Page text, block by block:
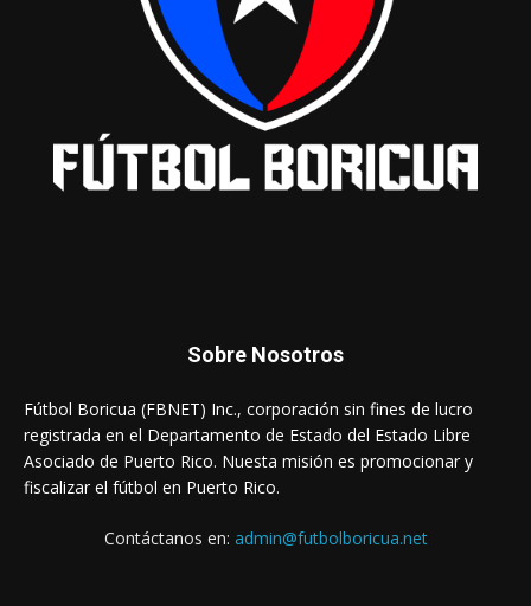
Sobre Nosotros
Fútbol Boricua (FBNET) Inc., corporación sin fines de lucro
registrada en el Departamento de Estado del Estado Libre
Asociado de Puerto Rico. Nuesta misión es promocionar y
fiscalizar el fútbol en Puerto Rico.
Contáctanos en: admin@futbolboricua.net